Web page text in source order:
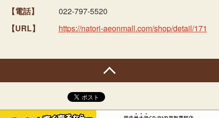
【電話】
022-797-5520
【URL】
https://natori-aeonmall.com/shop/detail/171